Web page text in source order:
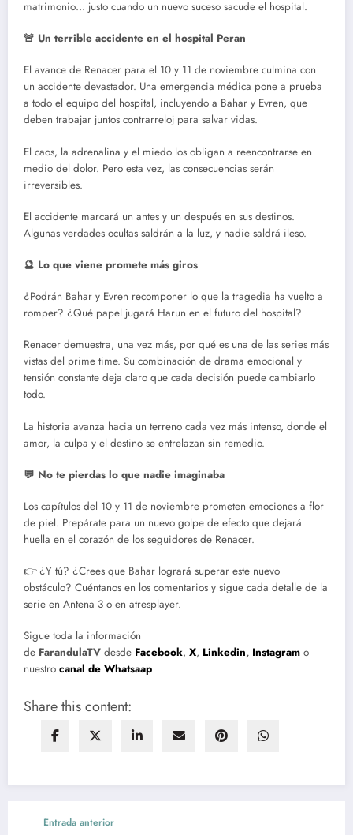
matrimonio… justo cuando un nuevo suceso sacude el hospital.
🚨 Un terrible accidente en el hospital Peran
El avance de Renacer para el 10 y 11 de noviembre culmina con
un accidente devastador. Una emergencia médica pone a prueba
a todo el equipo del hospital, incluyendo a Bahar y Evren, que
deben trabajar juntos contrarreloj para salvar vidas.
El caos, la adrenalina y el miedo los obligan a reencontrarse en
medio del dolor. Pero esta vez, las consecuencias serán
irreversibles.
El accidente marcará un antes y un después en sus destinos.
Algunas verdades ocultas saldrán a la luz, y nadie saldrá ileso.
🔮 Lo que viene promete más giros
¿Podrán Bahar y Evren recomponer lo que la tragedia ha vuelto a
romper? ¿Qué papel jugará Harun en el futuro del hospital?
Renacer demuestra, una vez más, por qué es una de las series más
vistas del prime time. Su combinación de drama emocional y
tensión constante deja claro que cada decisión puede cambiarlo
todo.
La historia avanza hacia un terreno cada vez más intenso, donde el
amor, la culpa y el destino se entrelazan sin remedio.
💬 No te pierdas lo que nadie imaginaba
Los capítulos del 10 y 11 de noviembre prometen emociones a flor
de piel. Prepárate para un nuevo golpe de efecto que dejará
huella en el corazón de los seguidores de Renacer.
👉 ¿Y tú? ¿Crees que Bahar logrará superar este nuevo
obstáculo? Cuéntanos en los comentarios y sigue cada detalle de la
serie en Antena 3 o en atresplayer.
Sigue toda la información
de FarandulaTV desde Facebook, X, Linkedin, Instagram o
nuestro canal de Whatsaap
Share this content:
Entrada anterior